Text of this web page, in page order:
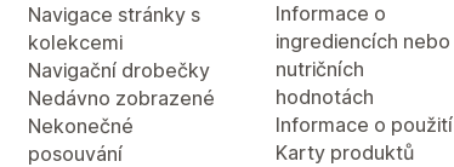
Navigace stránky s
kolekcemi
Navigační drobečky
Nedávno zobrazené
Nekonečné
posouvání
Informace o
ingrediencích nebo
nutričních
hodnotách
Informace o použití
Karty produktů